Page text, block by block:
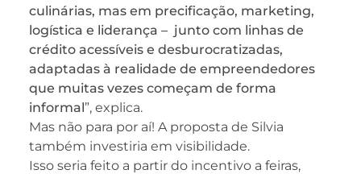
culinárias, mas em precificação, marketing,
logística e liderança – junto com linhas de
crédito acessíveis e desburocratizadas,
adaptadas à realidade de empreendedores
que muitas vezes começam de forma
informal”, explica.
Mas não para por aí! A proposta de Silvia
também investiria em visibilidade.
Isso seria feito a partir do incentivo a feiras,